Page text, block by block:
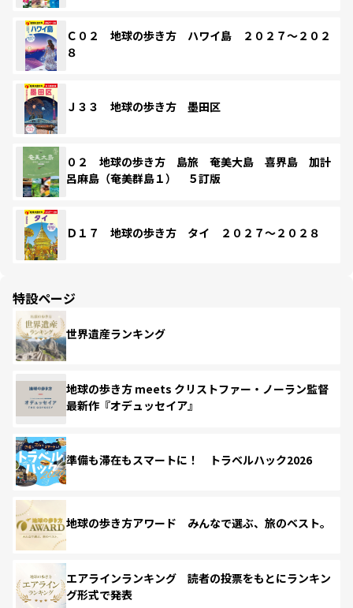
Ｃ０２ 地球の歩き方 ハワイ島 ２０２７～２０２
８
Ｊ３３ 地球の歩き方 墨田区
０２ 地球の歩き方 島旅 奄美大島 喜界島 加計
呂麻島（奄美群島１） ５訂版
Ｄ１７ 地球の歩き方 タイ ２０２７～２０２８
特設ページ
世界遺産ランキング
地球の歩き方 meets クリストファー・ノーラン監督
最新作『オデュッセイア』
準備も滞在もスマートに！ トラベルハック2026
地球の歩き方アワード みんなで選ぶ、旅のベスト。
エアラインランキング 読者の投票をもとにランキン
グ形式で発表